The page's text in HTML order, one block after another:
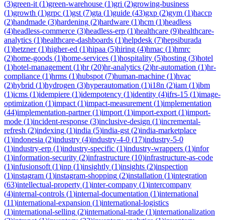
(3)green-it (1)green-warehouse (1)gri (2)growing-business
(1)growth (1)grpc (1)gst (7)gta (1)guide (43)gxp (2)gym (1)haccp
(2)handmade (3)hardening (2)hardware (1)hcm (1)headless
(4)headless-commerce (3)headless-erp (1)healthcare (9)healthcare-
analytics (1)healthcare-dashboards (1)helpdesk (7)hepsiburada
(1)hetzner(1)higher-ed (1)hipaa (5)hiring (4)hmac (1)hmrc
(2)home-goods (1)home-services (1)hospitality (5)hosting (3)hotel
(1)hotel-management (1)hr(20)hr-analytics (2)hr-automation (1)hr-
compliance (1)hrms (1)hubspot (7)human-machine (1)hvac
(2)hybrid (1)hydrogen (3)hyperautomation (1)i18n (2)iam (1)ibm
(1)icms (1)idempiere (1)idempotency (1)identity (4)ifrs-15 (1)image-
optimization (1)impact (1)impact-measurement (1)implementation
(44)implementation-partner(1)import (1)import-export (1)import-
mode (1)incident-response (3)inclusive-design (1)incremental-
refresh (2)indexing (1)india (5)india-gst (2)india-marketplace
(1)indonesia (2)industry (4)industry-4-0 (17)industry-5-0
(1)industry-erp (1)industry-specific (1)industry-wrappers (1)infor
(1)information-security (2)infrastructure (10)infrastructure-as-code
(1)infusionsoft (1)inp (1)insightly (1)insights (2)inspection
(1)instagram (1)instagram-shopping (2)installation (1)integration
(63)intellectual-property (1)inter-company (1)intercompany
(4)internal-controls (1)internal-documentation (1)international
(11)international-expansion (1)international-logistics
(1)international-selling (2)international-trade (1)internationalization